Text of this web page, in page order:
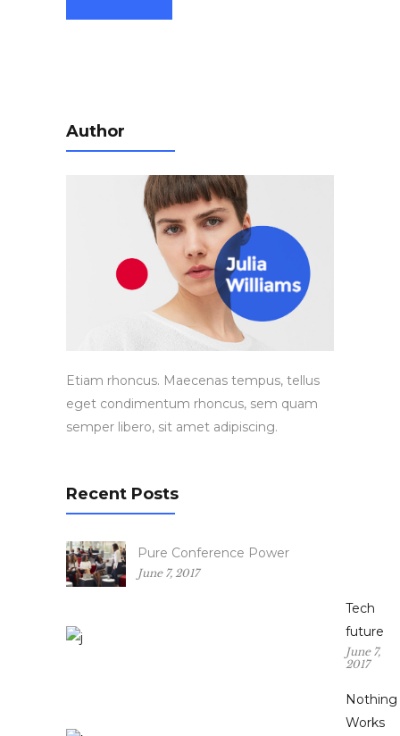
Author
Etiam rhoncus. Maecenas tempus, tellus
eget condimentum rhoncus, sem quam
semper libero, sit amet adipiscing.
Recent Posts
Pure Conference Power
June 7, 2017
Tech
future
June 7,
2017
Nothing
Works